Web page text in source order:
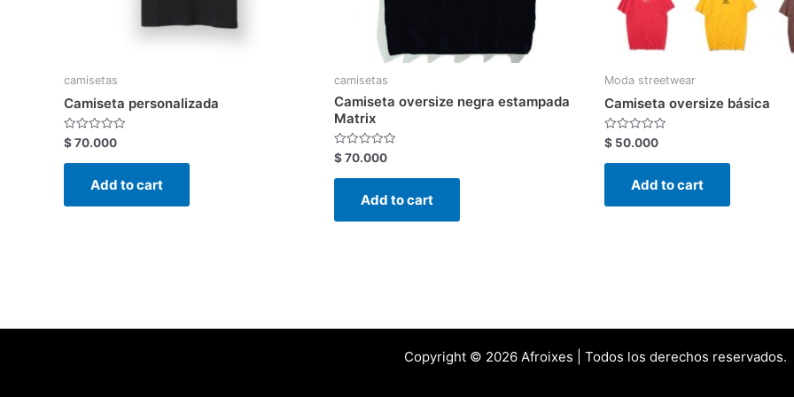
camisetas
Camiseta personalizada
Rated
0
out
$70.000
Add to cart
camisetas
Camiseta oversize negra estampada
Matrix
Rated
0
out
$70.000
Add to cart
Moda streetwear
Camiseta oversize básica
Rated
0
out
$ 50.000
Add to cart
Copyright © 2026 Afroixes | Todos los derechos reservados.